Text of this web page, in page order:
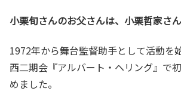
小栗旬さんのお父さんは、小栗哲家さん
1972年から舞台監督助手として活動を
西二期会『アルバート・ヘリング』で
めました。